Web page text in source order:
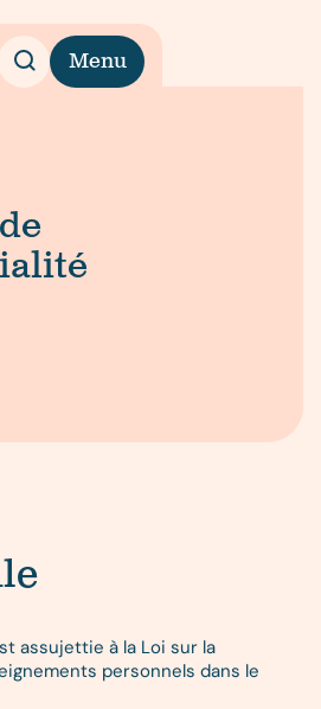
Menu
assujettie à la Loi sur la
personnels dans le